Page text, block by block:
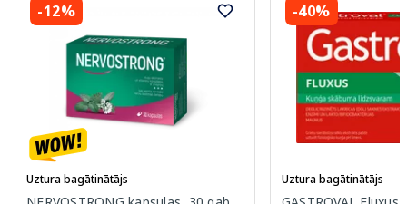
-12%
Uztura bagātinātājs
-40%
Uztura bagātinātājs